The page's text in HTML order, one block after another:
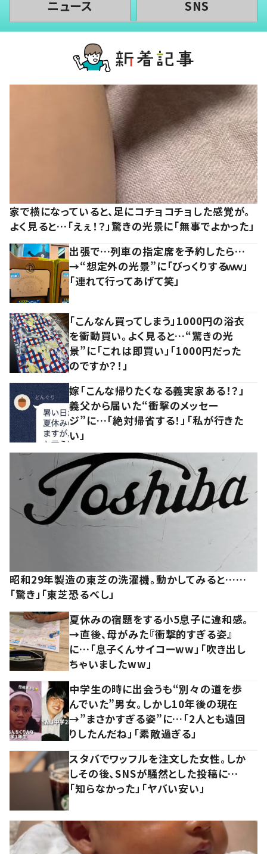
ニュース SNS
家で横になっていると、足にコチョコチョした感覚が。
よく見ると…「えぇ！？」驚きの光景に「無事でよかった」
出張で…列車の指定席を予約したら…
→“想定外の光景”に「びっくりするｗｗ」
「連れて行ってあげて笑」
「こんなん買ってしまう」1000円の浴衣
を衝動買い。よく見ると…“驚きの光
景”に「これは即買い」「1000円だった
のですか？！」
嫁「こんな帰りたくなる義実家ある！？」
義父から届いた“衝撃のメッセー
ジ”に…「絶対帰省する！」「私が行きた
い」
昭和29年製造の東芝の洗濯機。動かしてみると……
「驚き」「東芝恐るべし」
夏休みの宿題をする小5息子に違和感。
→直後、母がみた『衝撃的すぎる姿』
に…「息子くんサイコーww」「吹き出し
ちゃいましたww」
中学生の時に出会うも“別々の道を歩
んでいた”男女。しかし10年後の現在
→”まさかすぎる姿”に…「2人とも遠回
りしたんだね」「素敵過ぎる」
スタバでワッフルを注文した女性。しか
しその後、SNSが騒然とした投稿に…
「知らなかった」「ヤバい安い」